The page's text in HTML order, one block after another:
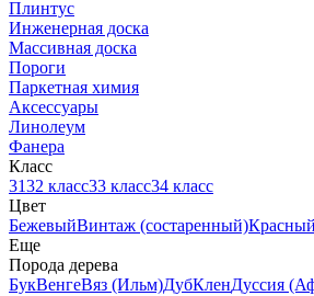
Плинтус
Инженерная доска
Массивная доска
Пороги
Паркетная химия
Аксессуары
Линолеум
Фанера
Класс
3132 класс33 класс34 класс
Цвет
БежевыйВинтаж (состаренный)Красный
Еще
Порода дерева
БукВенгеВяз (Ильм)ДубКленДуссия